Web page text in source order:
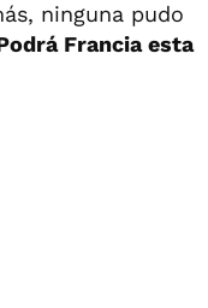
ninguna pudo
Francia esta